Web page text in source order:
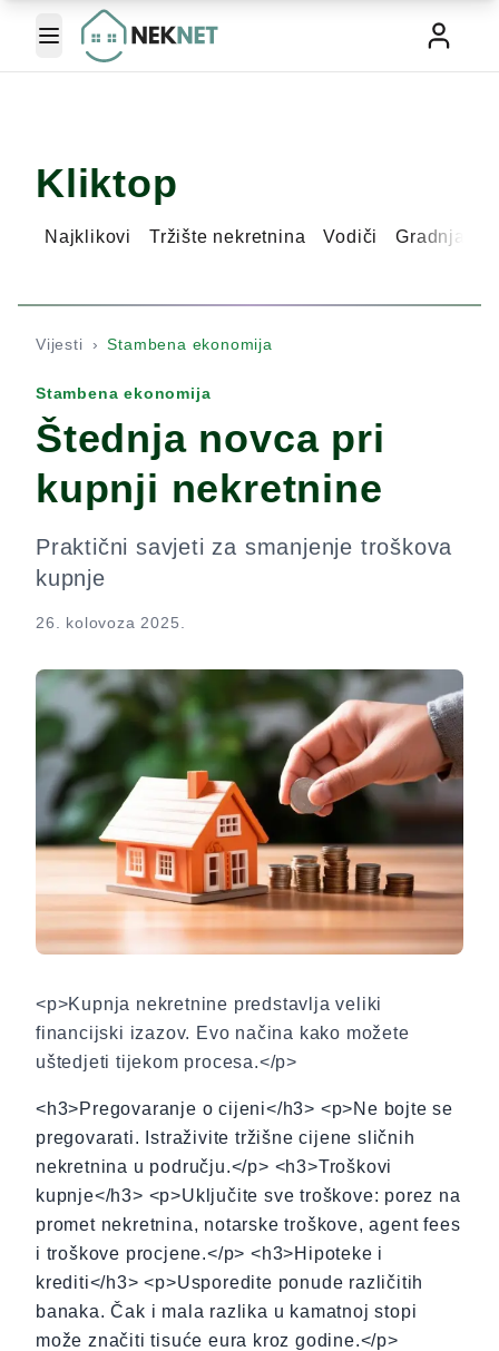
Toggle Menu
Kliktop
Najklikovi Tržište nekretnina Vodiči Gradnja
Vijesti › Stambena ekonomija
Stambena ekonomija
Štednja novca pri
kupnji nekretnine
Praktični savjeti za smanjenje troškova
kupnje
26. kolovoza 2025.
<p>Kupnja nekretnine predstavlja veliki
financijski izazov. Evo načina kako možete
uštedjeti tijekom procesa.</p>
<h3>Pregovaranje o cijeni</h3> <p>Ne bojte se
pregovarati. Istraživite tržišne cijene sličnih
nekretnina u području.</p> <h3>Troškovi
kupnje</h3> <p>Uključite sve troškove: porez na
promet nekretnina, notarske troškove, agent fees
i troškove procjene.</p> <h3>Hipoteke i
krediti</h3> <p>Usporedite ponude različitih
banaka. Čak i mala razlika u kamatnoj stopi
može značiti tisuće eura kroz godine.</p>